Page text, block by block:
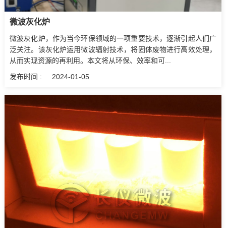
微波灰化炉
微波灰化炉，作为当今环保领域的一项重要技术，逐渐引起人们广
泛关注。该灰化炉运用微波辐射技术，将固体废物进行高效处理，
从而实现资源的再利用。本文将从环保、效率和可...
发布时间 :
2024-01-05